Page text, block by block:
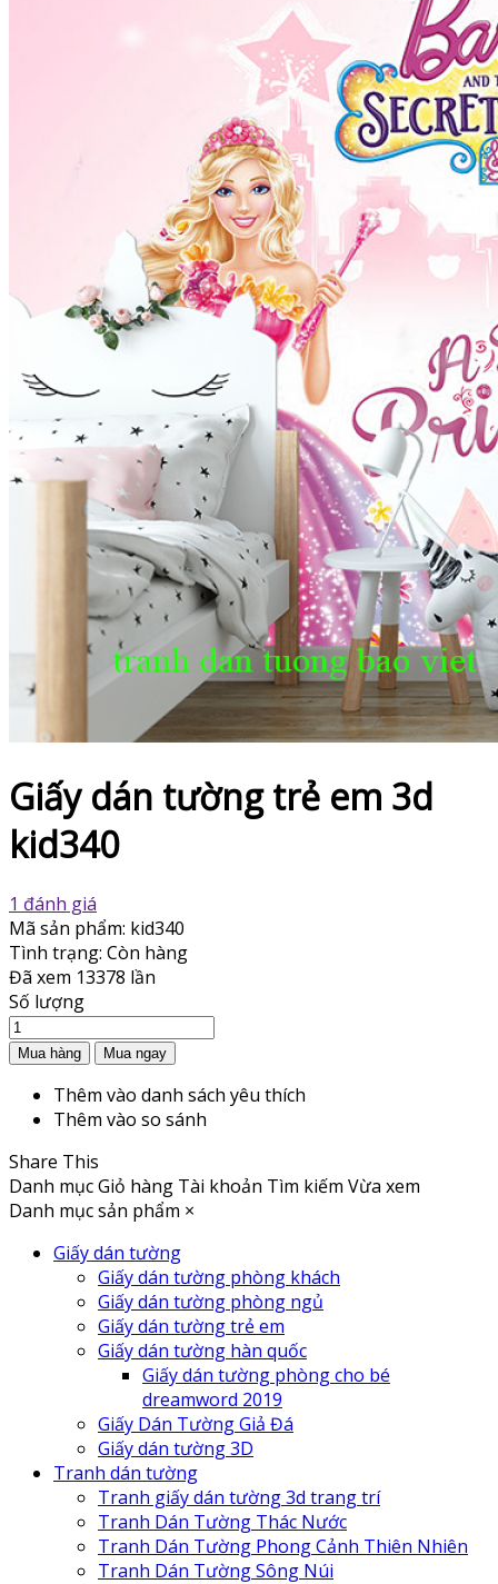
Giấy dán tường trẻ em 3d
kid340
1 đánh giá
Mã sản phẩm: kid340
Tình trạng: Còn hàng
Đã xem 13378 lần
Số lượng
Thêm vào danh sách yêu thích
Thêm vào so sánh
Share This
Danh mụcGiỏ hàng Tài khoản Tìm kiếm Vừa xem
Danh mục sản phẩm ×
Giấy dán tường
Giấy dán tường phòng khách
Giấy dán tường phòng ngủ
Giấy dán tường trẻ em
Giấy dán tường hàn quốc
Giấy dán tường phòng cho bé
dreamword 2019
Giấy Dán Tường Giả Đá
Giấy dán tường 3D
Tranh dán tường
Tranh giấy dán tường 3d trang trí
Tranh Dán Tường Thác Nước
Tranh Dán Tường Phong Cảnh Thiên Nhiên
Tranh Dán Tường Sông Núi